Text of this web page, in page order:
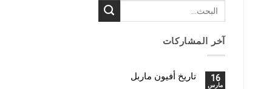
آخر المشاركات
16
مارس
تاريخ أفيون ماربل